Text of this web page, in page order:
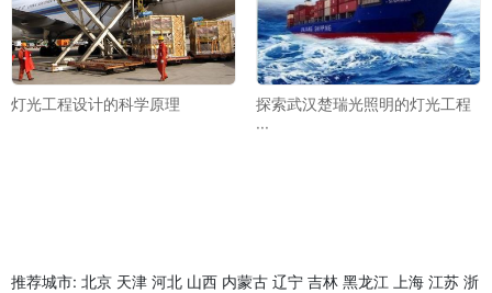
灯光工程设计的科学原理
探索武汉楚瑞光照明的灯光工程
···
推荐城市: 北京 天津 河北 山西 内蒙古 辽宁 吉林 黑龙江 上海 江苏 浙